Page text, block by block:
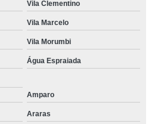
porte Santa Rita do Ribeira
Santa Catarina
Santo Amaro
3 eixos Atibaia
Vila Clementino
Vila Marcelo
Vila Morumbi
Água Espraiada
Amparo
Araras